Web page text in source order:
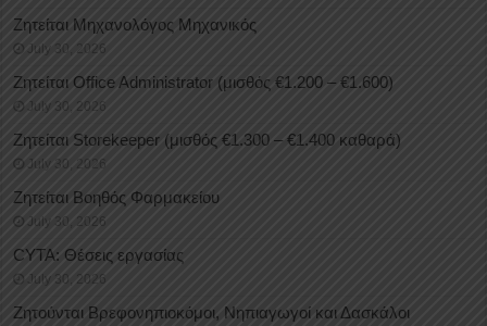
Ζητείται Μηχανολόγος Μηχανικός
July 30, 2026
Ζητείται Office Administrator (μισθός €1.200 – €1.600)
July 30, 2026
Ζητείται Storekeeper (μισθός €1.300 – €1.400 καθαρά)
July 30, 2026
Ζητείται Βοηθός Φαρμακείου
July 30, 2026
CYTA: Θέσεις εργασίας
July 30, 2026
Ζητούνται Βρεφονηπιοκόμοι, Νηπιαγωγοί και Δασκάλοι